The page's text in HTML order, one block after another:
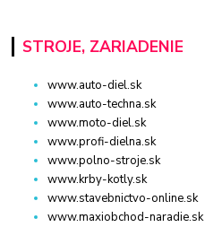
STROJE, ZARIADENIE
www.auto-diel.sk
www.auto-techna.sk
www.moto-diel.sk
www.profi-dielna.sk
www.polno-stroje.sk
www.krby-kotly.sk
www.stavebnictvo-online.sk
www.maxiobchod-naradie.sk